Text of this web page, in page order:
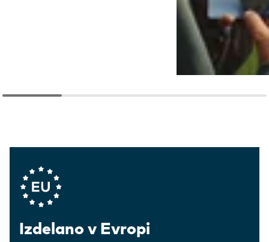
Company Values
Izdelano v Evropi